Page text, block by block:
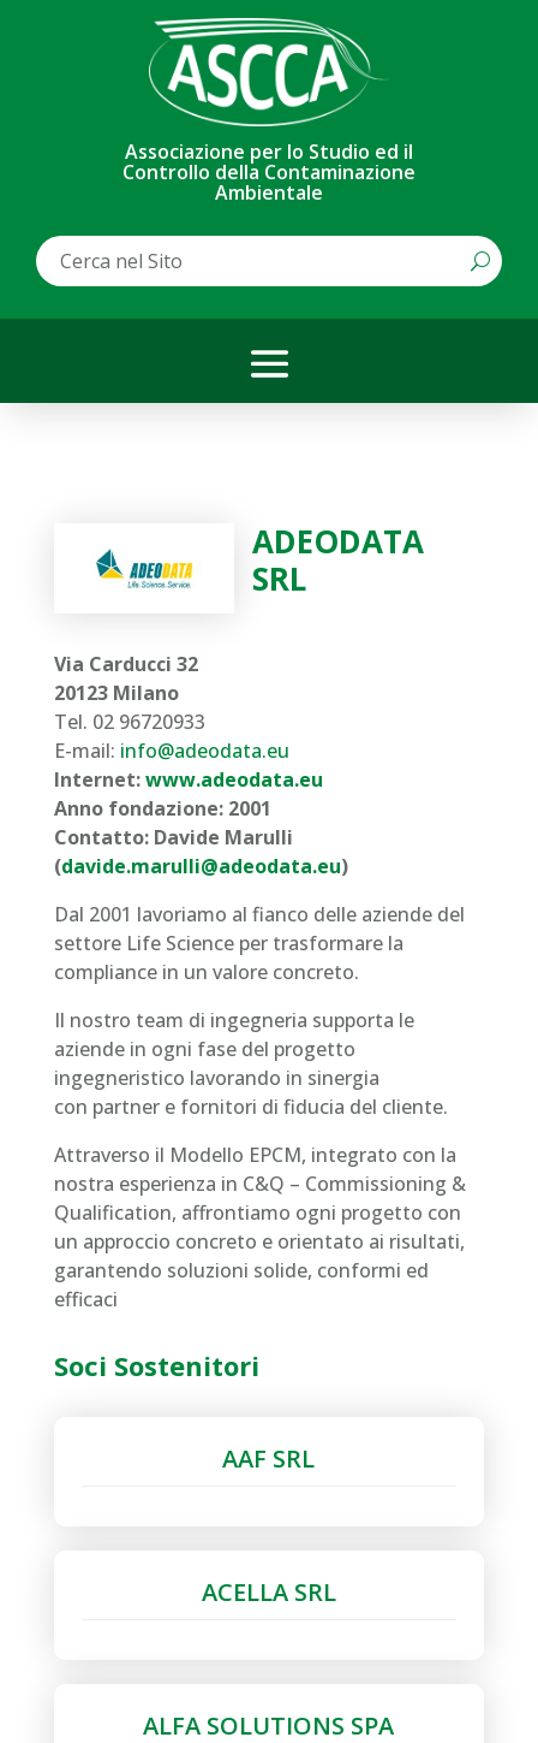
Associazione per lo Studio ed il
Controllo della Contaminazione
Ambientale
ADEODATA
SRL
Via Carducci 32
20123 Milano
Tel. 02 96720933
E-mail: info@adeodata.eu
Internet:www.adeodata.eu
Anno fondazione: 2001
Contatto: Davide Marulli
(davide.marulli@adeodata.eu)
Dal 2001 lavoriamo al fianco delle aziende del
settore Life Science per trasformare la
compliance in un valore concreto.
Il nostro team di ingegneria supporta le
aziende in ogni fase del progetto
ingegneristico lavorando in sinergia
con partner e fornitori di fiducia del cliente.
Attraverso il Modello EPCM, integrato con la
nostra esperienza in C&Q – Commissioning &
Qualification, affrontiamo ogni progetto con
un approccio concreto e orientato ai risultati,
garantendo soluzioni solide, conformi ed
efficaci
Soci Sostenitori
AAF SRL
ACELLA SRL
ALFA SOLUTIONS SPA